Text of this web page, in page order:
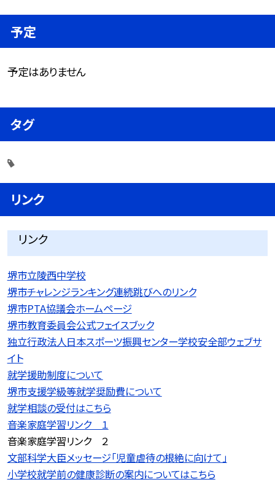
予定
予定はありません
タグ
リンク
リンク
堺市立陵西中学校
堺市チャレンジランキング連続跳びへのリンク
堺市PTA協議会ホームページ
堺市教育委員会公式フェイスブック
独立行政法人日本スポーツ振興センター学校安全部ウェブサ
イト
就学援助制度について
堺市支援学級等就学奨励費について
就学相談の受付はこちら
音楽家庭学習リンク １
音楽家庭学習リンク ２
文部科学大臣メッセージ「児童虐待の根絶に向けて」
小学校就学前の健康診断の案内についてはこちら